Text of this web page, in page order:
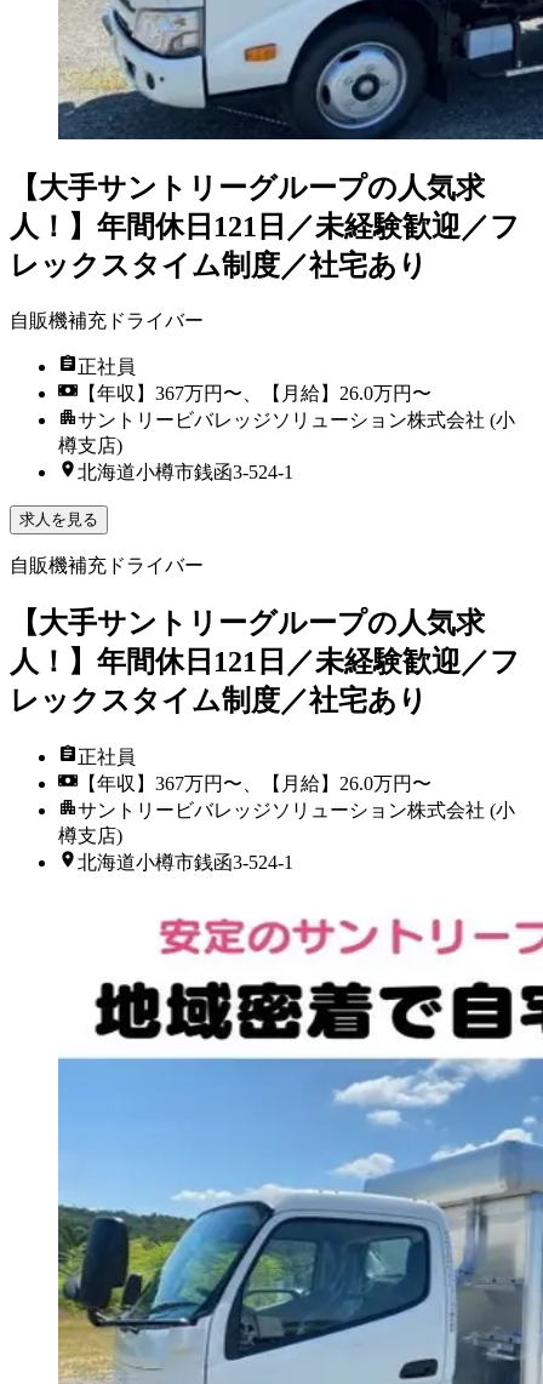
【大手サントリーグループの人気求
人！】年間休日121日／未経験歓迎／フ
レックスタイム制度／社宅あり
自販機補充ドライバー
正社員
【年収】367万円〜、【月給】26.0万円〜
サントリービバレッジソリューション株式会社 (小
樽支店)
北海道小樽市銭函3-524-1
求人を見る
自販機補充ドライバー
【大手サントリーグループの人気求
人！】年間休日121日／未経験歓迎／フ
レックスタイム制度／社宅あり
正社員
【年収】367万円〜、【月給】26.0万円〜
サントリービバレッジソリューション株式会社 (小
樽支店)
北海道小樽市銭函3-524-1